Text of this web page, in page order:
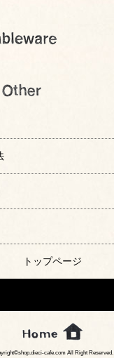
トップページ
cafe.com All Right Reserved.